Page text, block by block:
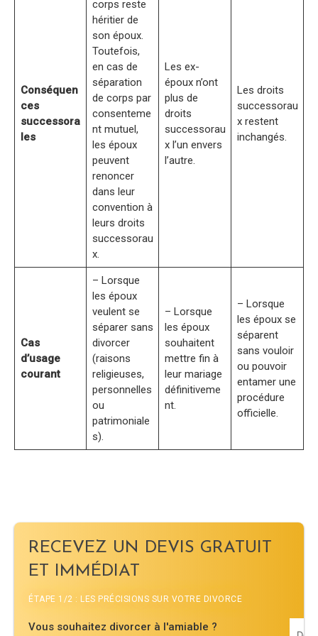
Conséquen
ces
successora
les
corps reste
héritier de
son époux.
Toutefois,
en cas de
séparation
de corps par
consenteme
nt mutuel,
les époux
peuvent
renoncer
dans leur
convention à
leurs droits
successorau
x.
Les ex-
époux n’ont
plus de
droits
successorau
x l’un envers
l’autre.
Les droits
successorau
x restent
inchangés.
Cas
d’usage
courant
– Lorsque
les époux
veulent se
séparer sans
divorcer
(raisons
religieuses,
personnelles
ou
patrimoniale
s).
– Lorsque
les époux
souhaitent
mettre fin à
leur mariage
définitiveme
nt.
– Lorsque
les époux se
séparent
sans vouloir
ou pouvoir
entamer une
procédure
officielle.
RECEVEZ UN DEVIS GRATUIT
ET IMMÉDIAT
ÉTAPE 1/2 : LES PRÉCISIONS SUR VOTRE DIVORCE
Vous souhaitez divorcer à l'amiable ?